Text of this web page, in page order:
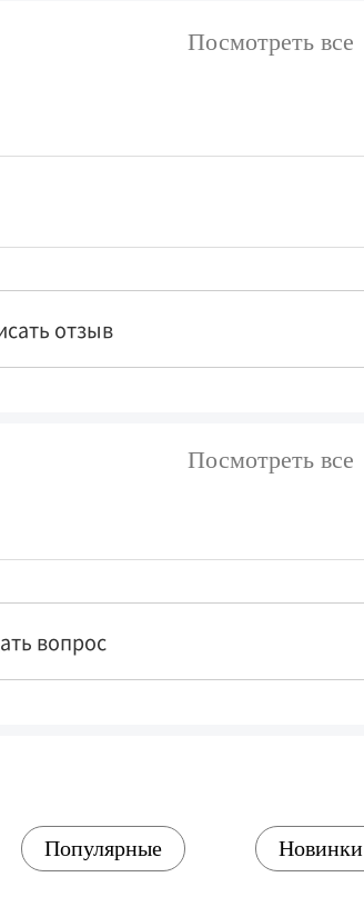
Посмотреть все
отзыв
Посмотреть все
вопрос
Популярные Новинки